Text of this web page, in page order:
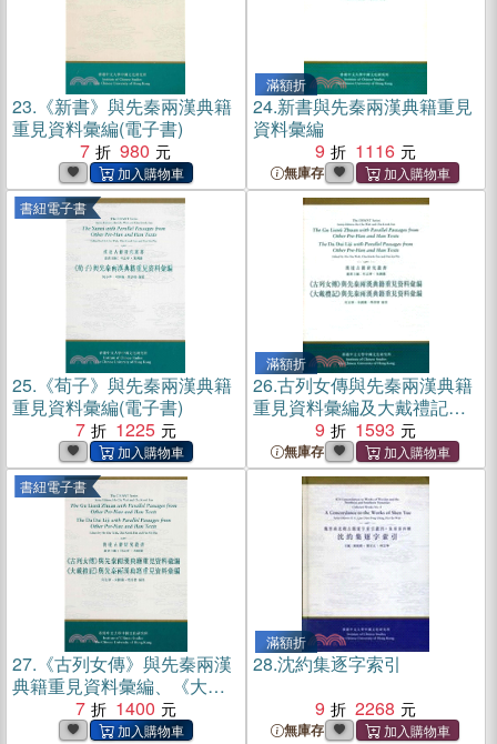
23. 《新書》與先秦兩漢典籍
重見資料彙編(電子書)
7
980
滿額折
24.新書與先秦兩漢典籍重見
資料彙編
9
1116
無庫存
書紐電子書
25. 《荀子》與先秦兩漢典籍
重見資料彙編(電子書)
7
1225
滿額折
26.古列女傳與先秦兩漢典籍
重見資料彙編及大戴禮記與
9 1593
無庫存
書紐電子書
27. 《古列女傳》與先秦兩漢
典籍重見資料彙編、《大戴
禮記》與先秦兩漢典籍重見
資料彙編(電子書)
7 1400
滿額折
28.沈約集逐字索引
9
2268
無庫存